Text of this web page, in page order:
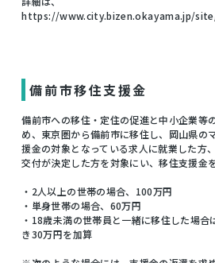
https://www.city.bizen.okayama.jp/
備前市移住支援金
備前市への移住・定住の促進と中小企業等
め、東京圏から備前市に移住し、岡山県の
援金の対象となっている求人に就業した方
交付が決定した方を対象にい、移住支援金
・2人以上の世帯の場合、100万円
・単身世帯の場合、60万円
・18歳未満の世帯員と一緒に移住した場
き30万円を加算